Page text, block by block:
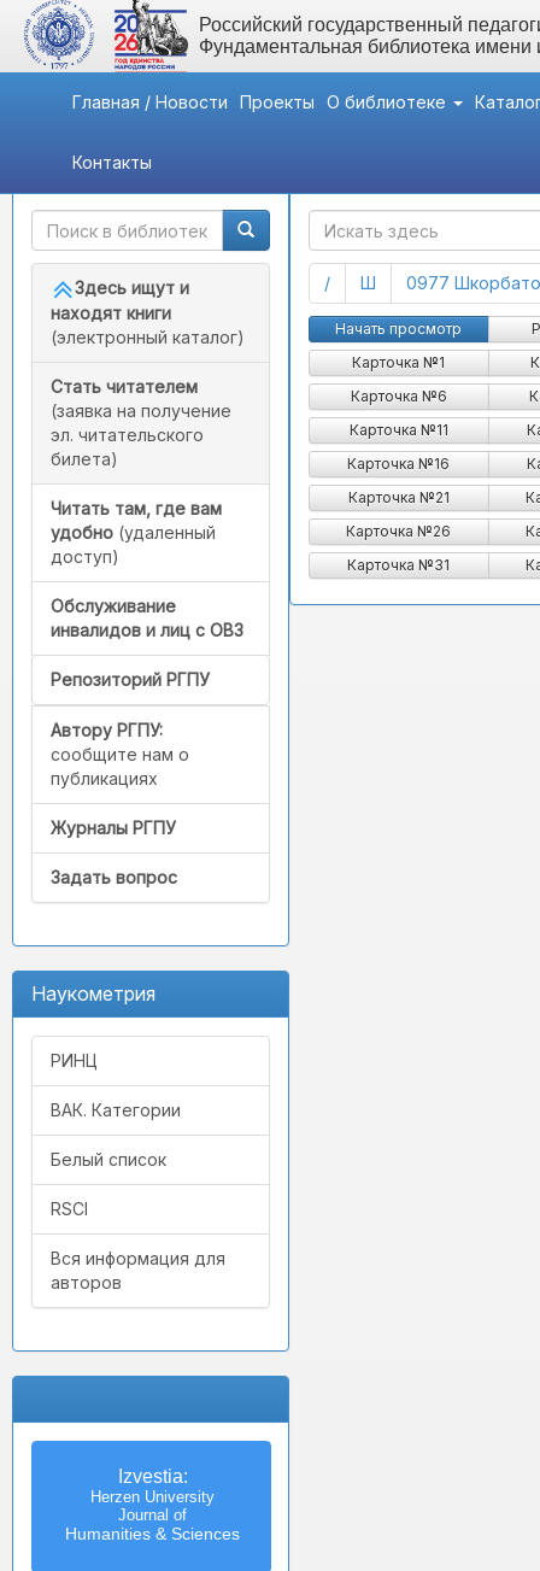
Российский государственный
Фундаментальная библиотека
Главная / Новости Проекты О библиотеке
Контакты
Быстрый доступ
Здесь ищут и
находят книги
(электронный каталог)
Стать читателем
(заявка на получение
эл. читательского
билета)
Читать там, где вам
удобно (удаленный
доступ)
Обслуживание
инвалидов и лиц с ОВЗ
Репозиторий РГПУ
Автору РГПУ:
сообщите нам о
публикациях
Журналы РГПУ
Задать вопрос
Наукометрия
РИНЦ
ВАК. Категории
Белый список
RSCI
Вся информация для
авторов
Izvestia:
Herzen University
Journal of
Humanities & Sciences
/(current)
Ш (current)
0977
Начать просмотр
Карточка №1
Карточка №6
Карточка №11
Карточка №16
Карточка №21
Карточка №26
Карточка №31